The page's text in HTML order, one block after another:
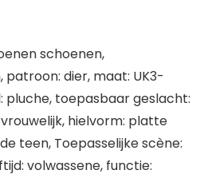
schoenen,
dier, maat: UK3-
pluche, toepasbaar geslacht:
hielvorm: platte
teen, Toepasselijke scène:
volwassene, functie: